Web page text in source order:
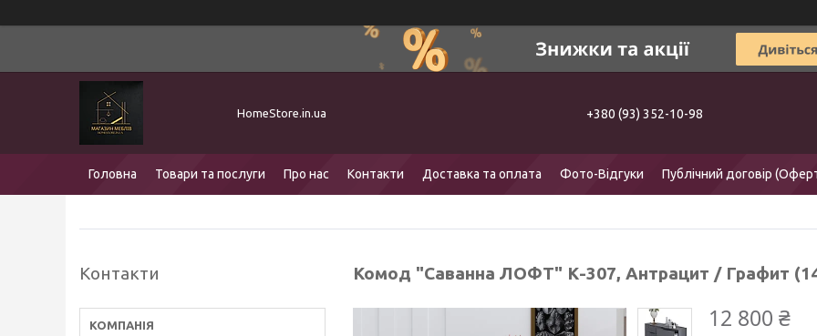
HomeStore.in.ua +380 (93) 352-10-98
Головна Товари та послуги Про нас Контакти Доставка та оплата Фото-Відгуки Публічний договір
Комод "Саванна ЛОФТ" К-307, Антрацит / Графит
12 800 ₴
Контакти